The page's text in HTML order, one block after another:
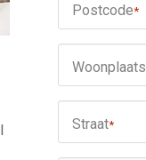
Postcode*
Woonplaats
Straat*